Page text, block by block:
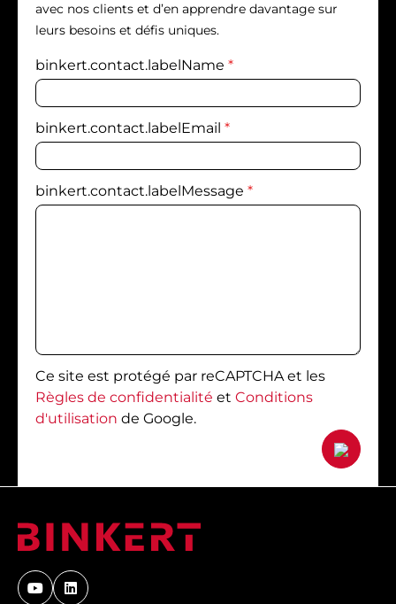
avec nos clients et d’en apprendre davantage sur
leurs besoins et défis uniques.
binkert.contact.labelName *
binkert.contact.labelEmail *
binkert.contact.labelMessage *
Ce site est protégé par reCAPTCHA et les
Règles de confidentialité et Conditions
d'utilisation de Google.